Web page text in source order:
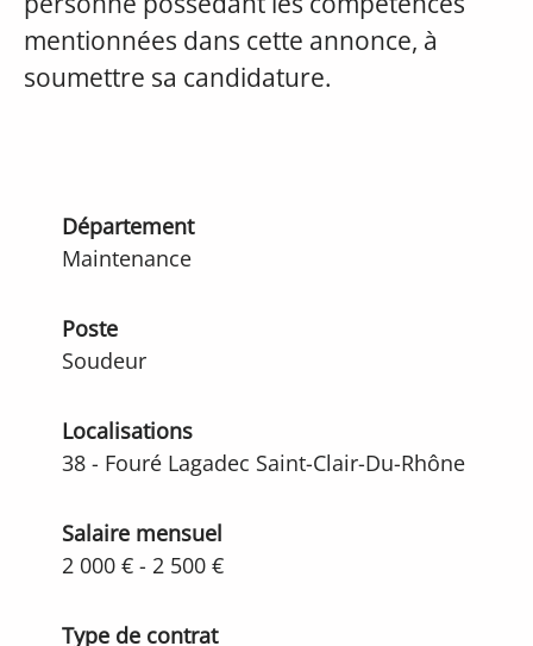
mentionnées dans cette annonce, à
soumettre sa candidature.
Département
Maintenance
Poste
Soudeur
Localisations
38 - Fouré Lagadec Saint-Clair-Du-Rhône
Salaire mensuel
2 000 € - 2 500 €
Type de contrat